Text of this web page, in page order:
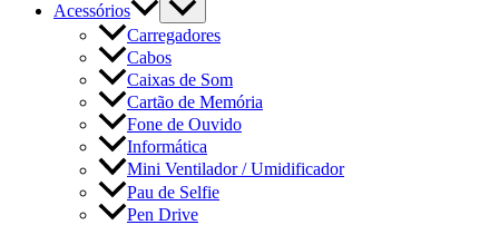
Acessórios
Carregadores
Cabos
Caixas de Som
Cartão de Memória
Fone de Ouvido
Informática
Mini Ventilador / Umidificador
Pau de Selfie
Pen Drive